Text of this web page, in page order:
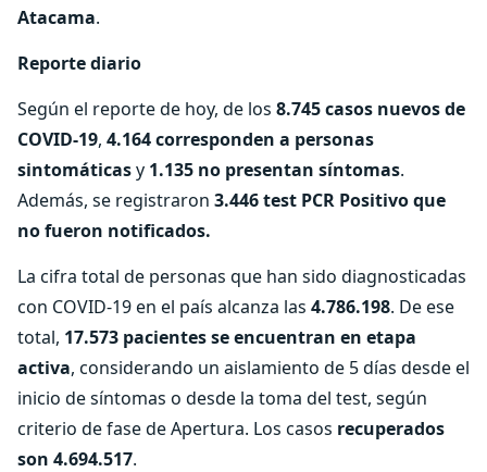
Atacama.
Reporte diario
Según el reporte de hoy, de los 8.745 casos nuevos de
COVID-19, 4.164 corresponden a personas
sintomáticasy 1.135 no presentan síntomas.
Además, se registraron 3.446 test PCR Positivo que
no fueron notificados.
La cifra total de personas que han sido diagnosticadas
con COVID-19 en el país alcanza las 4.786.198. De ese
total, 17.573 pacientes se encuentran en etapa
activa, considerando un aislamiento de 5 días desde el
inicio de síntomas o desde la toma del test, según
criterio de fase de Apertura. Los casos recuperados
son 4.694.517.